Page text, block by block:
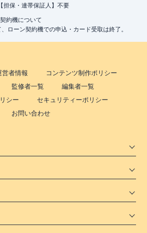
担保・連帯保証人】不要
約機について
ローン契約機での申込・カード受取は終了。
営者情報
コンテンツ制作ポリシー
監修者一覧
編集者一覧
シー
セキュリティーポリシー
お問い合わせ